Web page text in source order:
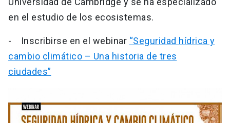
en el estudio de los ecosistemas.
- Inscribirse en el webinar “Seguridad hídrica y
cambio climático – Una historia de tres
ciudades”